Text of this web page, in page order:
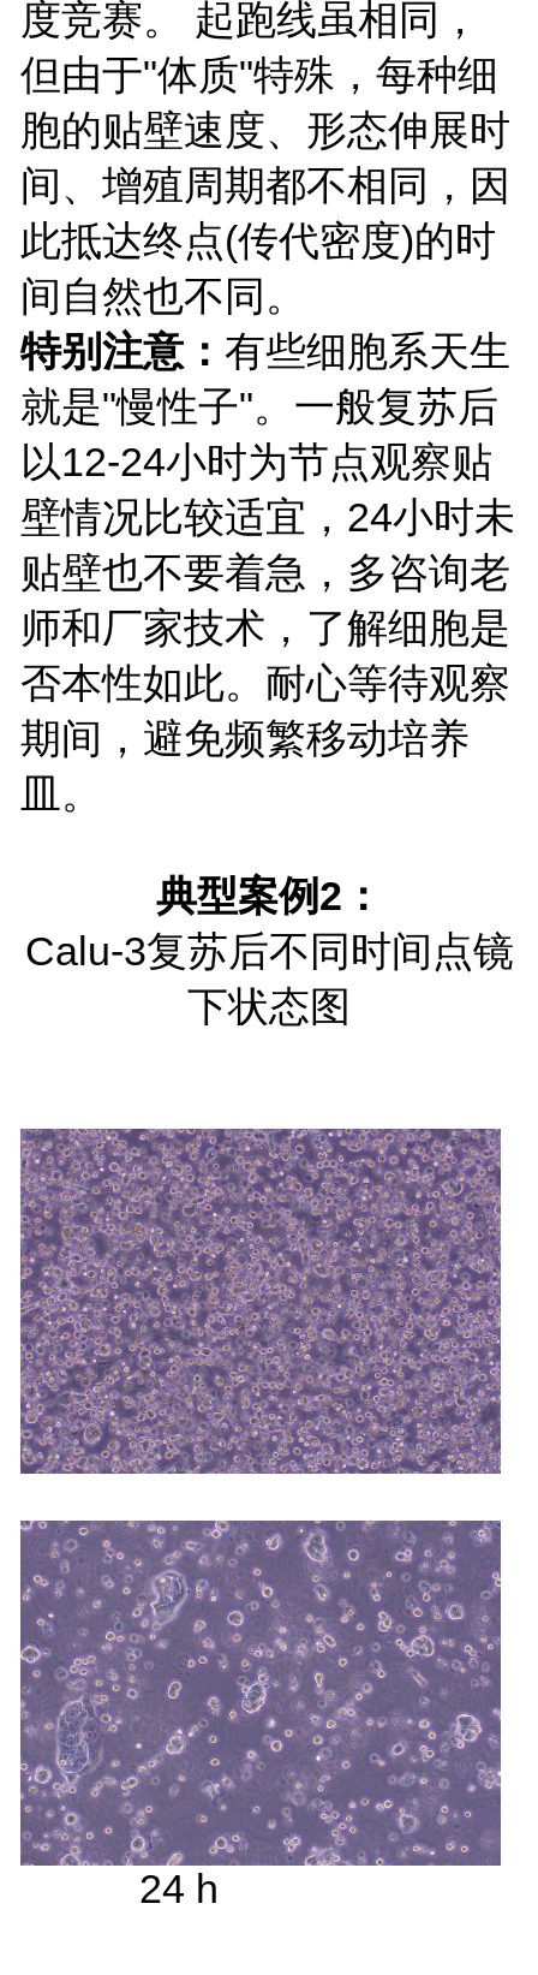
度竞赛。 起跑线虽相同，
但由于"体质"特殊，每种细
胞的贴壁速度、形态伸展时
间、增殖周期都不相同，因
此抵达终点(传代密度)的时
间自然也不同。
特别注意： 有些细胞系天生
就是"慢性子"。一般复苏后
以12-24小时为节点观察贴
壁情况比较适宜，24小时未
贴壁也不要着急，多咨询老
师和厂家技术，了解细胞是
否本性如此。耐心等待观察
期间，避免频繁移动培养
皿。
典型案例2：
Calu-3复苏后不同时间点镜
下状态图
24 h